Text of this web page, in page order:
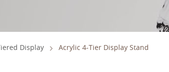
Display Acrylic 4-Tier Display Stand